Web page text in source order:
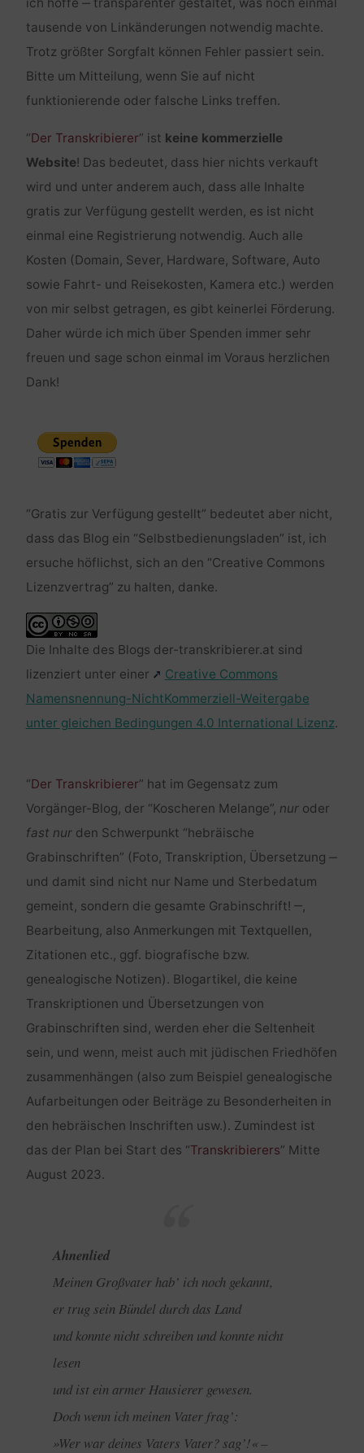
ich hoffe ‒ transparenter gestaltet, was noch einmal
tausende von Linkänderungen notwendig machte.
Trotz größter Sorgfalt können Fehler passiert sein.
Bitte um Mitteilung, wenn Sie auf nicht
funktionierende oder falsche Links treffen.
“Der Transkribierer” ist keine kommerzielle
Website! Das bedeutet, dass hier nichts verkauft
wird und unter anderem auch, dass alle Inhalte
gratis zur Verfügung gestellt werden, es ist nicht
einmal eine Registrierung notwendig. Auch alle
Kosten (Domain, Sever, Hardware, Software, Auto
sowie Fahrt- und Reisekosten, Kamera etc.) werden
von mir selbst getragen, es gibt keinerlei Förderung.
Daher würde ich mich über Spenden immer sehr
freuen und sage schon einmal im Voraus herzlichen
Dank!
“Gratis zur Verfügung gestellt” bedeutet aber nicht,
dass das Blog ein “Selbstbedienungsladen” ist, ich
ersuche höflichst, sich an den “Creative Commons
Lizenzvertrag” zu halten, danke.
Die Inhalte des Blogs der-transkribierer.at sind
lizenziert unter einer
Creative Commons
Namensnennung-NichtKommerziell-Weitergabe
unter gleichen Bedingungen 4.0 International Lizenz.
“Der Transkribierer” hat im Gegensatz zum
Vorgänger-Blog, der “Koscheren Melange”, nuroder
fast nurden Schwerpunkt “hebräische
Grabinschriften” (Foto, Transkription, Übersetzung ‒
und damit sind nicht nur Name und Sterbedatum
gemeint, sondern die gesamte Grabinschrift! ‒,
Bearbeitung, also Anmerkungen mit Textquellen,
Zitationen etc., ggf. biografische bzw.
genealogische Notizen). Blogartikel, die keine
Transkriptionen und Übersetzungen von
Grabinschriften sind, werden eher die Seltenheit
sein, und wenn, meist auch mit jüdischen Friedhöfen
zusammenhängen (also zum Beispiel genealogische
Aufarbeitungen oder Beiträge zu Besonderheiten in
den hebräischen Inschriften usw.). Zumindest ist
das der Plan bei Start des “Transkribierers” Mitte
August 2023.
Ahnenlied
Meinen Großvater hab’ ich noch gekannt,
er trug sein Bündel durch das Land
und konnte nicht schreiben und konnte nicht
lesen
und ist ein armer Hausierer gewesen.
Doch wenn ich meinen Vater frag’:
»Wer war deines Vaters Vater? sag’!« –